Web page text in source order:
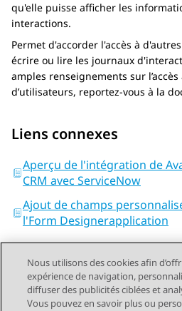
qu'elle puisse afficher les
interactions.
Permet d'accorder l'accès à
écrire ou lire les journaux
amples renseignements sur
d’utilisateurs, reportez-vous à la
Liens connexes
Aperçu de l'intégration de
CRM avec ServiceNow
Ajout de champs
l'Form Designerapplication
Nous utilisons des cookies afin
expérience de navigation,
diffuser des publicités ciblées et
Vous pouvez en savoir plus ou